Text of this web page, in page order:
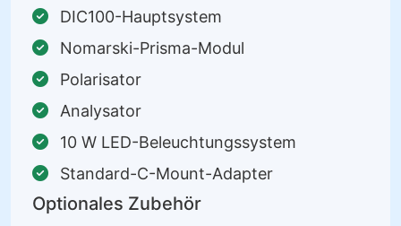
DIC100-Hauptsystem
Nomarski-Prisma-Modul
Polarisator
Analysator
10 W LED-Beleuchtungssystem
Standard-C-Mount-Adapter
Optionales Zubehör